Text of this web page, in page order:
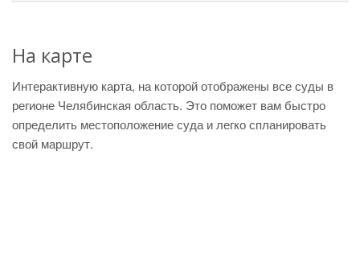
На карте
Интерактивную карта, на которой отображены все суды в
регионе Челябинская область. Это поможет вам быстро
определить местоположение суда и легко спланировать
свой маршрут.